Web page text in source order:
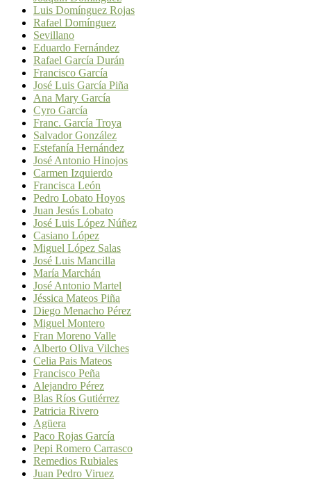
Luis Domínguez Rojas
Rafael Domínguez
Sevillano
Eduardo Fernández
Rafael García Durán
Francisco García
José Luis García Piña
Ana Mary García
Cyro García
Franc. García Troya
Salvador González
Estefanía Hernández
José Antonio Hinojos
Carmen Izquierdo
Francisca León
Pedro Lobato Hoyos
Juan Jesús Lobato
José Luis López Núñez
Casiano López
Miguel López Salas
José Luis Mancilla
María Marchán
José Antonio Martel
Jéssica Mateos Piña
Diego Menacho Pérez
Miguel Montero
Fran Moreno Valle
Alberto Oliva Vilches
Celia Pais Mateos
Francisco Peña
Alejandro Pérez
Blas Ríos Gutiérrez
Patricia Rivero
Agüera
Paco Rojas García
Pepi Romero Carrasco
Remedios Rubiales
Juan Pedro Viruez